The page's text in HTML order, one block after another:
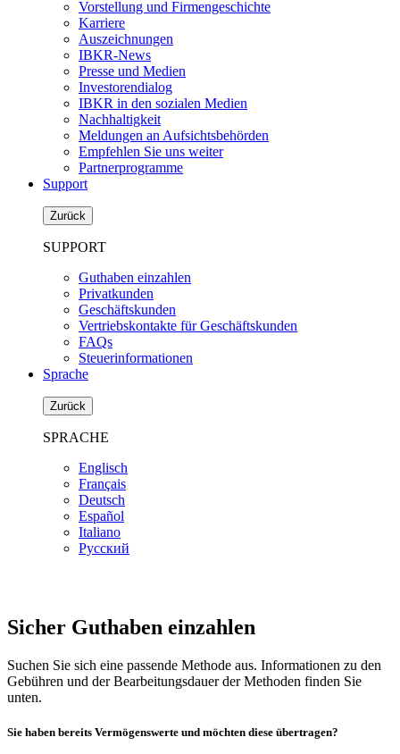
Vorstellung und Firmengeschichte
Karriere
Auszeichnungen
IBKR-News
Presse und Medien
Investorendialog
IBKR in den sozialen Medien
Nachhaltigkeit
Meldungen an Aufsichtsbehörden
Empfehlen Sie uns weiter
Partnerprogramme
Support
Zurück
SUPPORT
Guthaben einzahlen
Privatkunden
Geschäftskunden
Vertriebskontakte für Geschäftskunden
FAQs
Steuerinformationen
Sprache
Zurück
SPRACHE
Englisch
Français
Deutsch
Español
Italiano
Pусский
Sicher Guthaben einzahlen
Suchen Sie sich eine passende Methode aus. Informationen zu den
Gebühren und der Bearbeitungsdauer der Methoden finden Sie
unten.
Sie haben bereits Vermögenswerte und möchten diese übertragen?